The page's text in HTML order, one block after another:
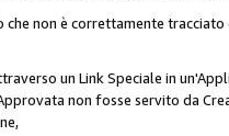
non è correttamente
un Link Speciale in
non fosse servito da